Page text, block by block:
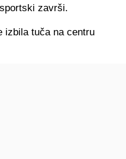
završi.
izbila tuča na centru